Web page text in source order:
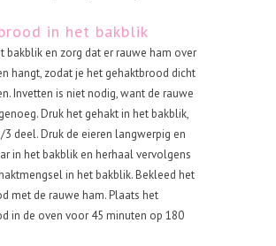
in het bakblik
bakblik en zorg dat er rauwe ham over
hangt, zodat je het gehaktbrood dicht
Invetten is niet nodig, want de rauwe
Druk het gehakt in het bakblik,
3 deel. Druk de eieren langwerpig en
in het bakblik en herhaal vervolgens
in het bakblik. Bekleed het
met de rauwe ham. Plaats het
in de oven voor 45 minuten op 180